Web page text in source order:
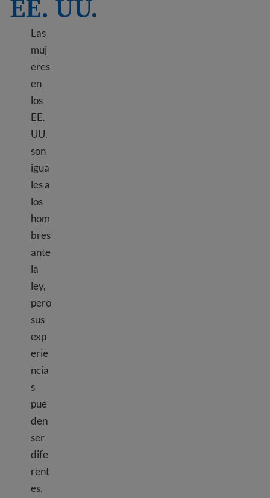
EE. UU.
Las
muj
eres
en
los
EE.
UU.
son
igua
les a
los
hom
bres
ante
la
ley,
pero
sus
exp
erie
ncia
s
pue
den
ser
dife
rent
es.